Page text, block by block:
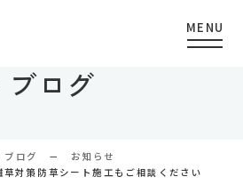
ログ
ブログ
お知らせ
草対策防草シート施工もご相談ください